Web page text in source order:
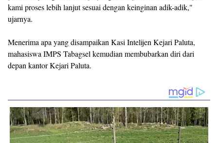
kami proses lebih lanjut sesuai dengan keinginan adik-adik,"
ujarnya.
Menerima apa yang disampaikan Kasi Intelijen Kejari Paluta,
mahasiswa IMPS Tabagsel kemudian membubarkan diri dari
depan kantor Kejari Paluta.